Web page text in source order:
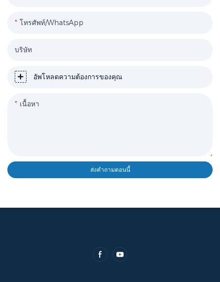
โทรศัพท์/WhatsApp
บริษัท
อัพโหลดความต้องการของคุณ
เนื้อหา
ส่งคำถามตอนนี้